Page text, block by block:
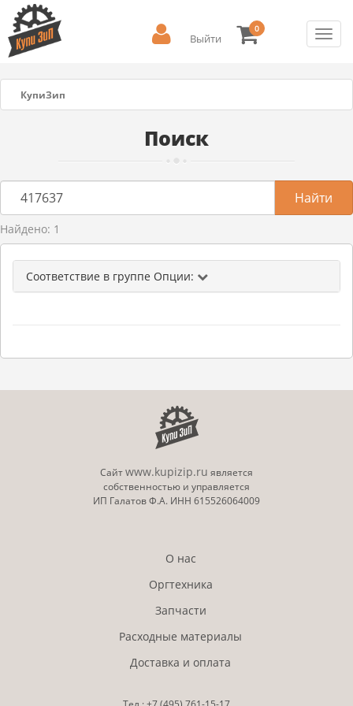
Выйти
0
КупиЗип
Поиск
Найдено: 1
Соответствие в группе Опции:
Сайтwww.kupizip.ru является
собственностью и управляется
ИП Галатов Ф.А. ИНН 615526064009
О нас
Оргтехника
Запчасти
Расходные материалы
Доставка и оплата